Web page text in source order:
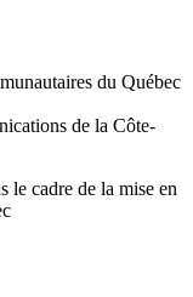
du Québec
de la Côte-
le cadre de la mise en